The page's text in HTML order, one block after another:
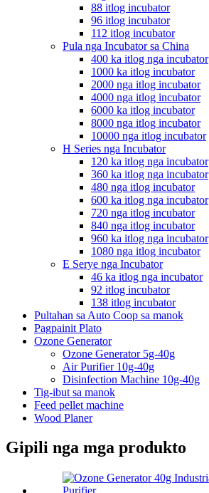
88 itlog incubator
96 itlog incubator
112 itlog incubator
Pula nga Incubator sa China
400 ka itlog nga incubator
1000 ka itlog incubator
2000 nga itlog incubator
4000 nga itlog incubator
6000 ka itlog incubator
8000 nga itlog incubator
10000 nga itlog incubator
H Series nga Incubator
120 ka itlog nga incubator
360 ka itlog nga incubator
480 nga itlog incubator
600 ka itlog nga incubator
720 nga itlog incubator
840 nga itlog incubator
960 ka itlog nga incubator
1080 nga itlog incubator
E Serye nga Incubator
46 ka itlog nga incubator
92 itlog incubator
138 itlog incubator
Pultahan sa Auto Coop sa manok
Pagpainit Plato
Ozone Generator
Ozone Generator 5g-40g
Air Purifier 10g-40g
Disinfection Machine 10g-40g
Tig-ibut sa manok
Feed pellet machine
Wood Planer
Gipili nga mga produkto